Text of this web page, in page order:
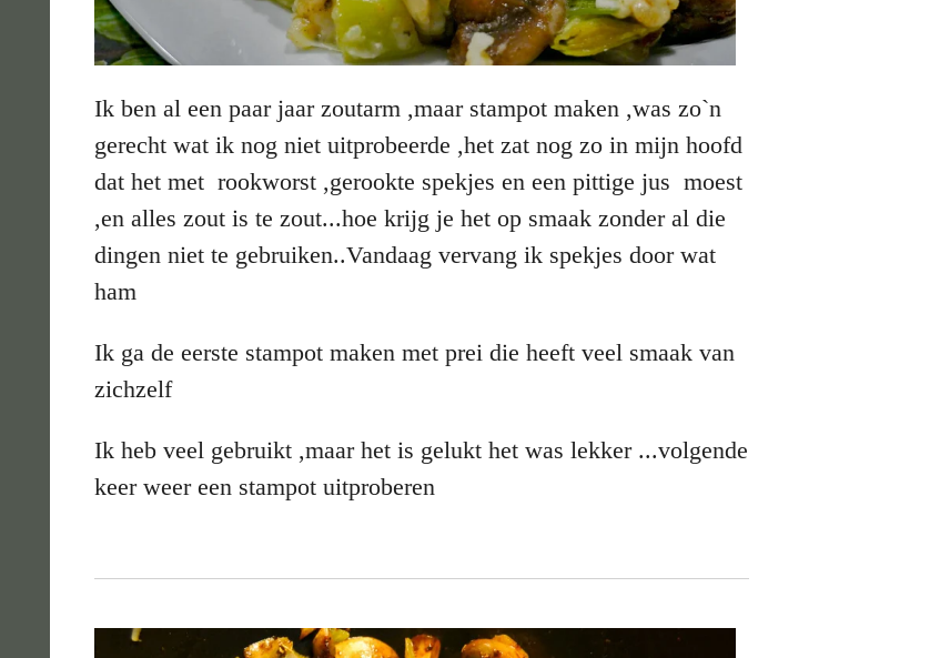
Ik ben al een paar jaar zoutarm ,maar stampot maken ,was zo`n
gerecht wat ik nog niet uitprobeerde ,het zat nog zo in mijn hoofd
dat het met rookworst ,gerookte spekjes en een pittige jus moest
,en alles zout is te zout...hoe krijg je het op smaak zonder al die
dingen niet te gebruiken..Vandaag vervang ik spekjes door wat
ham
Ik ga de eerste stampot maken met prei die heeft veel smaak van
zichzelf
Ik heb veel gebruikt ,maar het is gelukt het was lekker ...volgende
keer weer een stampot uitproberen